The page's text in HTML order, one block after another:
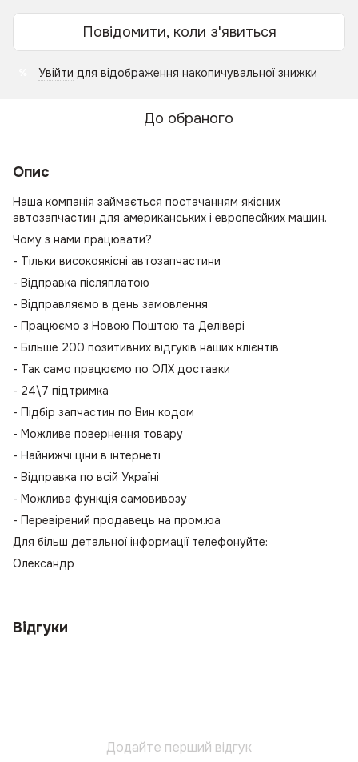
Повідомити, коли з'явиться
Увійти для відображення накопичувальної знижки
До обраного
Опис
Наша компанія займається постачанням якісних
автозапчастин для американських і европесйких машин.
Чому з нами працювати?
- Тільки високоякісні автозапчастини
- Відправка післяплатою
- Відправляємо в день замовлення
- Працюємо з Новою Поштою та Делівері
- Більше 200 позитивних відгуків наших клієнтів
- Так само працюємо по ОЛХ доставки
- 24\7 підтримка
- Підбір запчастин по Вин кодом
- Можливе повернення товару
- Найнижчі ціни в інтернеті
- Відправка по всій Україні
- Можлива функція самовивозу
- Перевірений продавець на пром.юа
Для більш детальної інформації телефонуйте:
Олександр
Відгуки
Додайте перший відгук